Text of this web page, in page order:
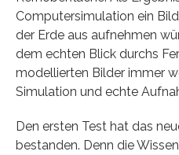
Computersimulation ein
der Erde aus aufnehmen
dem echten Blick durchs
modellierten Bilder immer
Simulation und echte
Den ersten Test hat das
bestanden. Denn die